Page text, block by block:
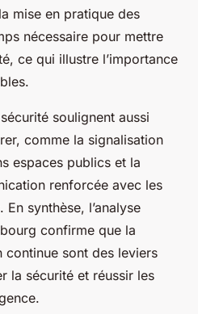
mise en pratique des
nécessaire pour mettre
ce qui illustre l’importance
soulignent aussi
comme la signalisation
espaces publics et la
renforcée avec les
synthèse, l’analyse
confirme que la
sont des leviers
la sécurité et réussir les